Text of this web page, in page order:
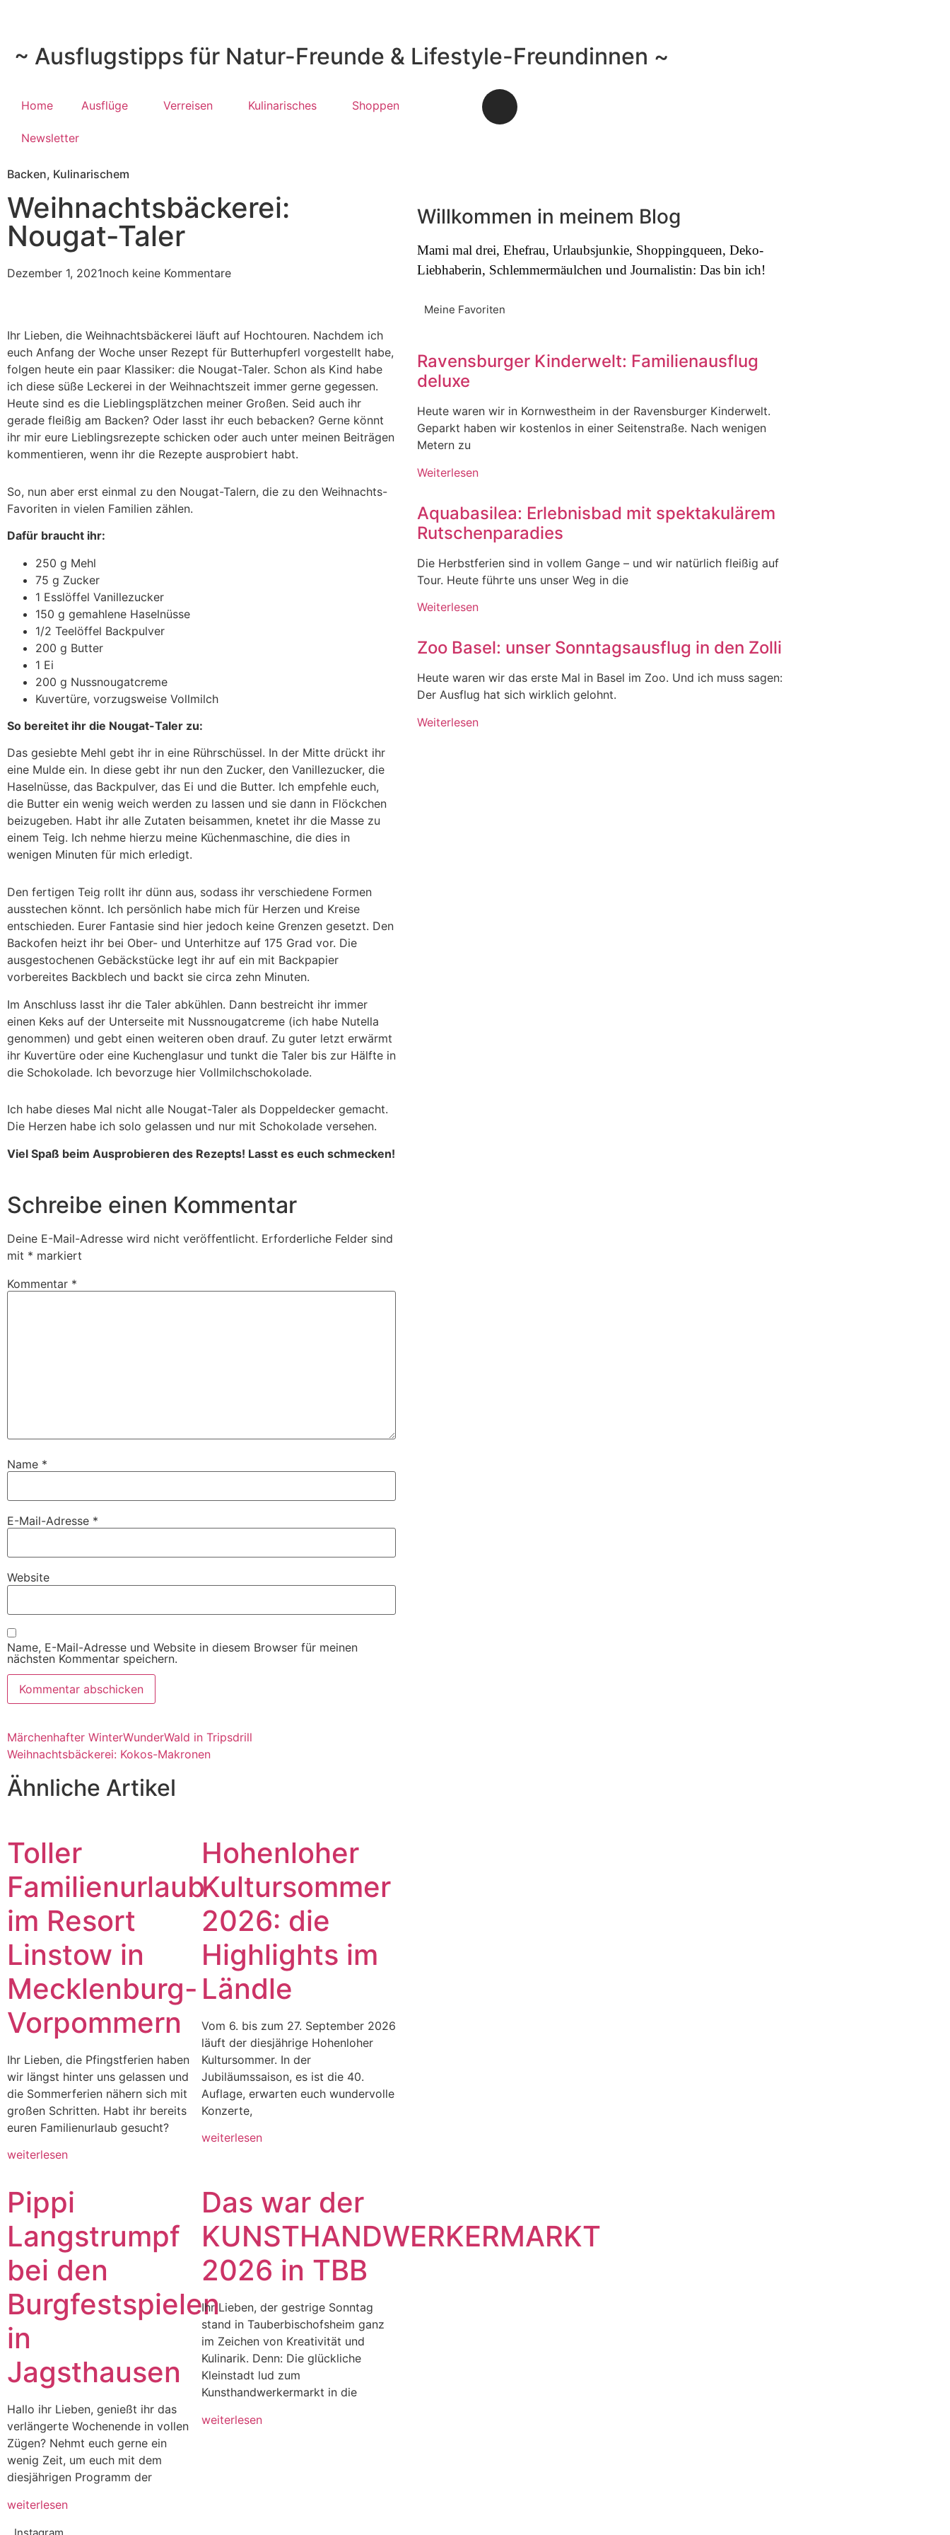
~ Ausflugstipps für Natur-Freunde & Lifestyle-Freundinnen ~
Home Ausflüge Verreisen Kulinarisches Shoppen
Newsletter
Backen, Kulinarischem
Weihnachtsbäckerei:
Nougat-Taler
Dezember 1, 2021noch keine Kommentare
Ihr Lieben, die Weihnachtsbäckerei läuft auf Hochtouren. Nachdem ich
euch Anfang der Woche unser Rezept für Butterhupferl vorgestellt habe,
folgen heute ein paar Klassiker: die Nougat-Taler. Schon als Kind habe
ich diese süße Leckerei in der Weihnachtszeit immer gerne gegessen.
Heute sind es die Lieblingsplätzchen meiner Großen. Seid auch ihr
gerade fleißig am Backen? Oder lasst ihr euch bebacken? Gerne könnt
ihr mir eure Lieblingsrezepte schicken oder auch unter meinen Beiträgen
kommentieren, wenn ihr die Rezepte ausprobiert habt.
So, nun aber erst einmal zu den Nougat-Talern, die zu den Weihnachts-
Favoriten in vielen Familien zählen.
Dafür braucht ihr:
250 g Mehl
75 g Zucker
1 Esslöffel Vanillezucker
150 g gemahlene Haselnüsse
1/2 Teelöffel Backpulver
200 g Butter
1 Ei
200 g Nussnougatcreme
Kuvertüre, vorzugsweise Vollmilch
So bereitet ihr die Nougat-Taler zu:
Das gesiebte Mehl gebt ihr in eine Rührschüssel. In der Mitte drückt ihr
eine Mulde ein. In diese gebt ihr nun den Zucker, den Vanillezucker, die
Haselnüsse, das Backpulver, das Ei und die Butter. Ich empfehle euch,
die Butter ein wenig weich werden zu lassen und sie dann in Flöckchen
beizugeben. Habt ihr alle Zutaten beisammen, knetet ihr die Masse zu
einem Teig. Ich nehme hierzu meine Küchenmaschine, die dies in
wenigen Minuten für mich erledigt.
Den fertigen Teig rollt ihr dünn aus, sodass ihr verschiedene Formen
ausstechen könnt. Ich persönlich habe mich für Herzen und Kreise
entschieden. Eurer Fantasie sind hier jedoch keine Grenzen gesetzt. Den
Backofen heizt ihr bei Ober- und Unterhitze auf 175 Grad vor. Die
ausgestochenen Gebäckstücke legt ihr auf ein mit Backpapier
vorbereites Backblech und backt sie circa zehn Minuten.
Im Anschluss lasst ihr die Taler abkühlen. Dann bestreicht ihr immer
einen Keks auf der Unterseite mit Nussnougatcreme (ich habe Nutella
genommen) und gebt einen weiteren oben drauf. Zu guter letzt erwärmt
ihr Kuvertüre oder eine Kuchenglasur und tunkt die Taler bis zur Hälfte in
die Schokolade. Ich bevorzuge hier Vollmilchschokolade.
Ich habe dieses Mal nicht alle Nougat-Taler als Doppeldecker gemacht.
Die Herzen habe ich solo gelassen und nur mit Schokolade versehen.
Viel Spaß beim Ausprobieren des Rezepts! Lasst es euch schmecken!
Schreibe einen Kommentar
Deine E-Mail-Adresse wird nicht veröffentlicht. Erforderliche Felder sind
mit * markiert
Kommentar *
Name *
E-Mail-Adresse *
Website
Name, E-Mail-Adresse und Website in diesem Browser für meinen
nächsten Kommentar speichern.
Märchenhafter WinterWunderWald in Tripsdrill
Weihnachtsbäckerei: Kokos-Makronen
Ähnliche Artikel
Toller
Familienurlaub
im Resort
Linstow in
Mecklenburg-
Vorpommern
Ihr Lieben, die Pfingstferien haben
wir längst hinter uns gelassen und
die Sommerferien nähern sich mit
großen Schritten. Habt ihr bereits
euren Familienurlaub gesucht?
weiterlesen
Hohenloher
Kultursommer
2026: die
Highlights im
Ländle
Vom 6. bis zum 27. September 2026
läuft der diesjährige Hohenloher
Kultursommer. In der
Jubiläumssaison, es ist die 40.
Auflage, erwarten euch wundervolle
Konzerte,
weiterlesen
Pippi
Langstrumpf
bei den
Burgfestspielen
in
Jagsthausen
Hallo ihr Lieben, genießt ihr das
verlängerte Wochenende in vollen
Zügen? Nehmt euch gerne ein
wenig Zeit, um euch mit dem
diesjährigen Programm der
weiterlesen
Das war der
KUNSTHANDWERKERMARKT
2026 in TBB
Ihr Lieben, der gestrige Sonntag
stand in Tauberbischofsheim ganz
im Zeichen von Kreativität und
Kulinarik. Denn: Die glückliche
Kleinstadt lud zum
Kunsthandwerkermarkt in die
weiterlesen
Willkommen in meinem Blog
Mami mal drei, Ehefrau, Urlaubsjunkie, Shoppingqueen, Deko-
Liebhaberin, Schlemmermäulchen und Journalistin: Das bin ich!
Meine Favoriten
Ravensburger Kinderwelt: Familienausflug
deluxe
Heute waren wir in Kornwestheim in der Ravensburger Kinderwelt.
Geparkt haben wir kostenlos in einer Seitenstraße. Nach wenigen
Metern zu
Weiterlesen
Aquabasilea: Erlebnisbad mit spektakulärem
Rutschenparadies
Die Herbstferien sind in vollem Gange – und wir natürlich fleißig auf
Tour. Heute führte uns unser Weg in die
Weiterlesen
Zoo Basel: unser Sonntagsausflug in den Zolli
Heute waren wir das erste Mal in Basel im Zoo. Und ich muss sagen:
Der Ausflug hat sich wirklich gelohnt.
Weiterlesen
Instagram